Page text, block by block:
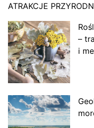
ATRAKCJE
–
i